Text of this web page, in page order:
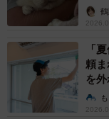
「
頼
を
説】